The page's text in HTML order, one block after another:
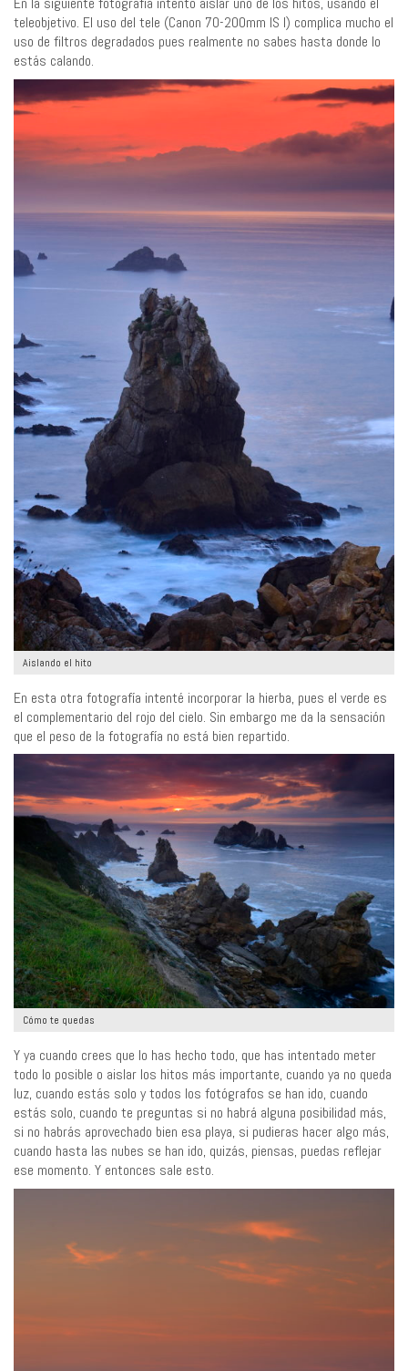
teleobjetivo. El uso del tele (Canon 70-200mm IS I) complica mucho el
uso de filtros degradados pues realmente no sabes hasta donde lo
estás calando.
Aislando el hito
En esta otra fotografía intenté incorporar la hierba, pues el verde es
el complementario del rojo del cielo. Sin embargo me da la sensación
que el peso de la fotografía no está bien repartido.
Cómo te quedas
Y ya cuando crees que lo has hecho todo, que has intentado meter
todo lo posible o aislar los hitos más importante, cuando ya no queda
luz, cuando estás solo y todos los fotógrafos se han ido, cuando
estás solo, cuando te preguntas si no habrá alguna posibilidad más,
si no habrás aprovechado bien esa playa, si pudieras hacer algo más,
cuando hasta las nubes se han ido, quizás, piensas, puedas reflejar
ese momento. Y entonces sale esto.